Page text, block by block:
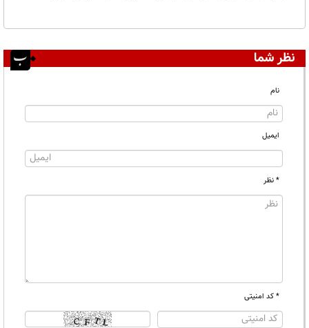
نظر شما
نام
ایمیل
* نظر
* کد امنیتی